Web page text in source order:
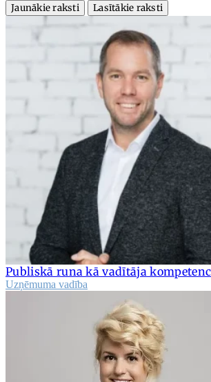
Jaunākie raksti
Lasītākie raksti
Publiskā runa kā vadītāja
Uzņēmuma vadība